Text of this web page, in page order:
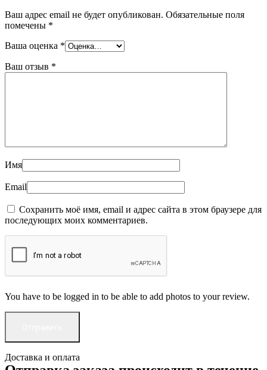
Ваш адрес email не будет опубликован. Обязательные поля
помечены *
Ваша оценка *
Ваш отзыв *
Имя
Email
Сохранить моё имя, email и адрес сайта в этом браузере для
последующих моих комментариев.
You have to be logged in to be able to add photos to your review.
Доставка и оплата